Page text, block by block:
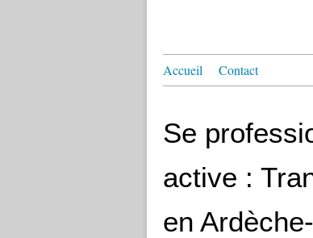
Accueil Contact
Se
active :
en